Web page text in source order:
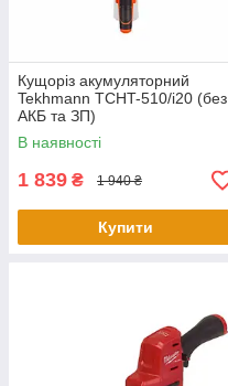
Кущоріз акумуляторний
Tekhmann TCHT-510/i20 (без
АКБ та ЗП)
В наявності
1 839 ₴ 1 940 ₴
Купити